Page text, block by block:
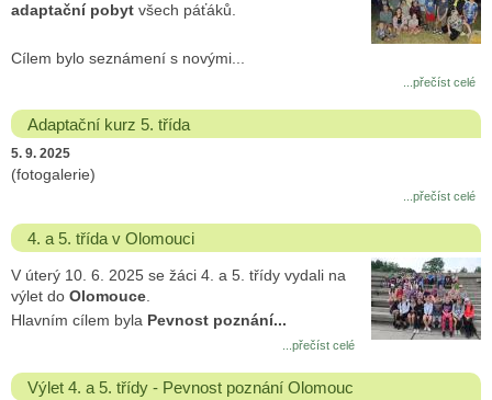
adaptační pobyt všech páťáků.
Cílem bylo seznámení s novými...
...přečíst celé
Adaptační kurz 5. třída
5. 9. 2025
(fotogalerie)
...přečíst celé
4. a 5. třída v Olomouci
V úterý 10. 6. 2025 se žáci 4. a 5. třídy vydali na
výlet do Olomouce.
Hlavním cílem byla Pevnost poznání...
...přečíst celé
Výlet 4. a 5. třídy - Pevnost poznání Olomouc